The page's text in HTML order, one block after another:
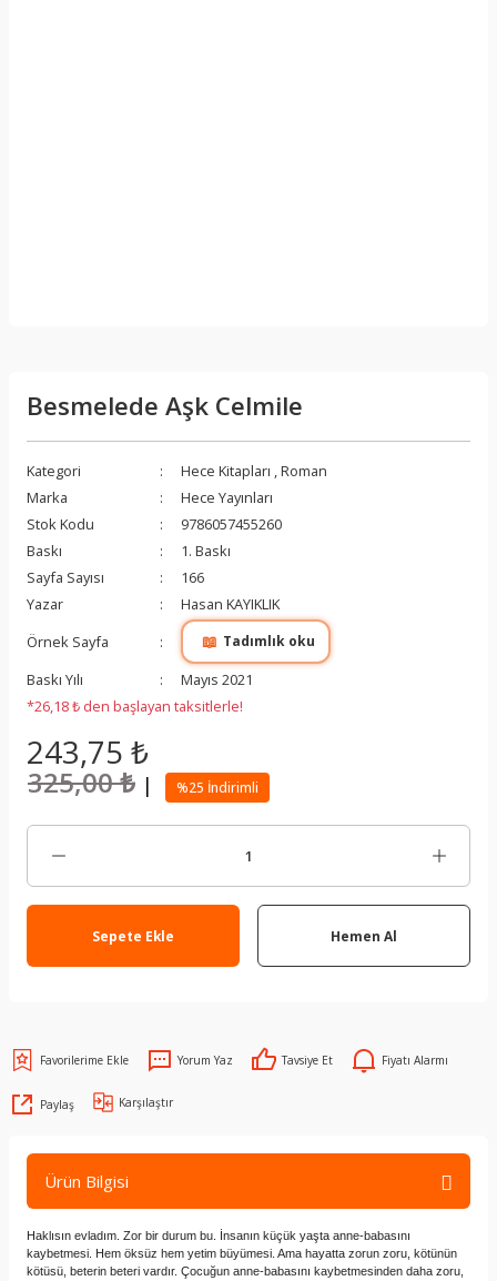
Besmelede Aşk Celmile
Kategori Hece Kitapları ,Roman
Marka
Hece Yayınları
Stok Kodu
9786057455260
Baskı
1. Baskı
Sayfa Sayısı
166
Yazar
Hasan KAYIKLIK
Örnek Sayfa
📖 Tadımlık oku
Baskı Yılı
Mayıs 2021
*26,18 ₺ den başlayan taksitlerle!
243,75 ₺
325,00 ₺ | %25 İndirimli
Sepete Ekle Hemen Al
Yorum Yaz Tavsiye Et Fiyatı Alarmı
Paylaş Karşılaştır
Ürün Bilgisi
Haklısın evladım. Zor bir durum bu. İnsanın küçük yaşta anne-babasını
kaybetmesi. Hem öksüz hem yetim büyümesi. Ama hayatta zorun zoru, kötünün
kötüsü, beterin beteri vardır. Çocuğun anne-babasını kaybetmesinden daha zoru,